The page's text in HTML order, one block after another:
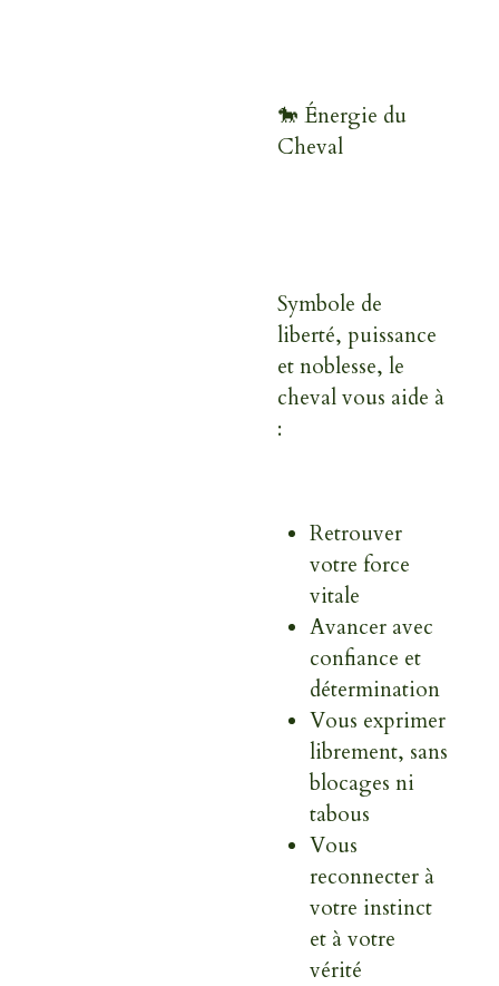
🐎 Énergie du
Cheval
Symbole de
liberté, puissance
et noblesse, le
cheval vous aide à
:
Retrouver
votre force
vitale
Avancer avec
confiance et
détermination
Vous exprimer
librement, sans
blocages ni
tabous
Vous
reconnecter à
votre instinct
et à votre
vérité